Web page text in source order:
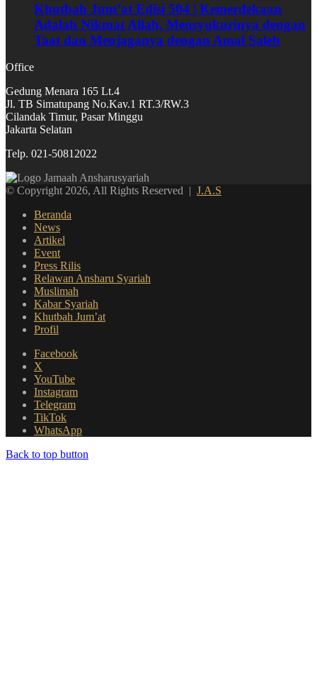
Khutbah Jum’at Edisi 504 | Kemerdekaan
Adalah Nikmat Allah, Mensyukurinya dengan
Taat dan Menjaganya dengan Amal Saleh
Office
Gedung Menara 165 Lt.4
Jl. TB Simatupang No.Kav.1 RT.3/RW.3
Cilandak Timur, Pasar Minggu
Jakarta Selatan
Telp. 021-50812022
© Copyright 2026, All Rights Reserved | J.A.S
Beranda
News
Artikel
Event
Press Rilis
Relawan Ansharu Syariah
Muslimah
Kabar Syariah
Khutbah Jum’at
Profil
Facebook
X
YouTube
Instagram
Telegram
TikTok
WhatsApp
Back to top button